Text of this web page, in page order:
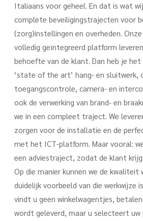
Italiaans voor geheel. En dat is wat
complete beveiligingstrajecten voor
(zorg)instellingen en overheden.
volledig geïntegreerd platform
behoefte van de klant. Dan heb je
‘state of the art’ hang- en sluitwerk,
toegangscontrole, camera- en
ook de verwerking van brand- en
we in een compleet traject. We
zorgen voor de installatie en de
met het ICT-platform. Maar vooral:
een adviestraject, zodat de klant
Op die manier kunnen we de kwaliteit
duidelijk voorbeeld van die werkwijze
vindt u geen winkelwagentjes,
wordt geleverd, maar u selecteert